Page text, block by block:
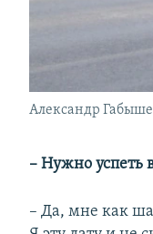
Александр
– Нужно успеть
– Да, мне как